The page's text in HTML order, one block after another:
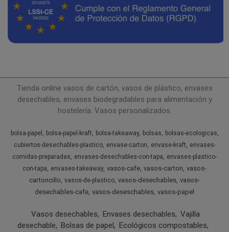
Tienda online vasos de cartón, vasos de plástico, envases
desechables, envases biodegradables para alimentación y
hostelería. Vasos personalizados.
bolsa-papel bolsa-papel-kraft bolsa-takeaway bolsas
bolsas-ecologicas
cubiertos-desechables-plastico
envase-carton envase-kraft
envases-
comidas-preparadas
envases-desechables-con-tapa
envases-plastico-
con-tapa
envases-takeaway vasos-cafe vasos-carton vasos-
cartoncillo vasos-de-plastico vasos-desechables vasos-
desechables-cafe vasos-deseschables vasos-papel
Vasos desechables Envases desechables
Vajilla
desechable
Bolsas de papel Ecológicos compostables